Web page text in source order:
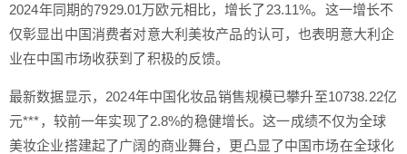
2024年同期的7929.01万欧元相比，增长了23.11%。这一增长不
仅彰显出中国消费者对意大利美妆产品的认可，也表明意大利企
业在中国市场收获到了积极的反馈。
最新数据显示，2024年中国化妆品销售规模已攀升至10738.22亿
元***，较前一年实现了2.8%的稳健增长。这一成绩不仅为全球
美妆企业搭建起了广阔的商业舞台，更凸显了中国市场在全球化